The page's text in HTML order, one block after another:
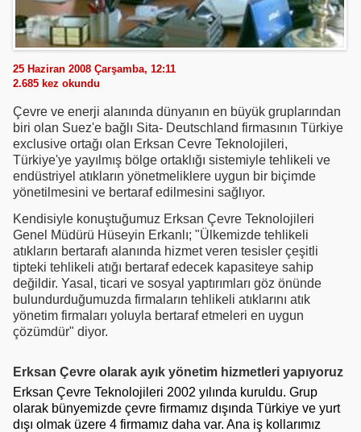
25 Haziran 2008 Çarşamba, 12:11
2.685 kez okundu
Çevre ve enerji alanında dünyanın en büyük gruplarından
biri olan Suez'e bağlı Sita- Deutschland firmasının Türkiye
exclusive ortağı olan Erksan Cevre Teknolojileri,
Türkiye'ye yayılmış bölge ortaklığı sistemiyle tehlikeli ve
endüstriyel atıkların yönetmeliklere uygun bir biçimde
yönetilmesini ve bertaraf edilmesini sağlıyor.
Kendisiyle konuştuğumuz Erksan Çevre Teknolojileri
Genel Müdürü Hüseyin Erkanlı; "Ülkemizde tehlikeli
atıkların bertarafı alanında hizmet veren tesisler çeşitli
tipteki tehlikeli atığı bertaraf edecek kapasiteye sahip
değildir. Yasal, ticari ve sosyal yaptırımları göz önünde
bulundurduğumuzda firmaların tehlikeli atıklarını atık
yönetim firmaları yoluyla bertaraf etmeleri en uygun
çözümdür" diyor.
Erksan Çevre olarak ayık yönetim hizmetleri yapıyoruz
Erksan Çevre Teknolojileri 2002 yılında kuruldu. Grup
olarak bünyemizde çevre firmamız dışında Türkiye ve yurt
dışı olmak üzere 4 firmamız daha var. Ana iş kollarımız